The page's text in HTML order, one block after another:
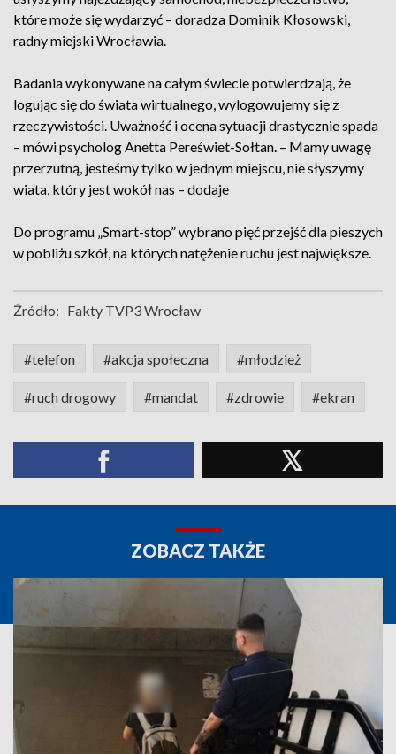
które może się wydarzyć – doradza Dominik Kłosowski,
radny miejski Wrocławia.
Badania wykonywane na całym świecie potwierdzają, że
logując się do świata wirtualnego, wylogowujemy się z
rzeczywistości. Uważność i ocena sytuacji drastycznie spada
– mówi psycholog Anetta Pereświet-Sołtan. – Mamy uwagę
przerzutną, jesteśmy tylko w jednym miejscu, nie słyszymy
wiata, który jest wokół nas – dodaje
Do programu „Smart-stop” wybrano pięć przejść dla pieszych
w pobliżu szkół, na których natężenie ruchu jest największe.
Źródło: Fakty TVP3 Wrocław
#telefon #akcja społeczna #młodzież
#ruch drogowy #mandat #zdrowie #ekran
ZOBACZ TAKŻE